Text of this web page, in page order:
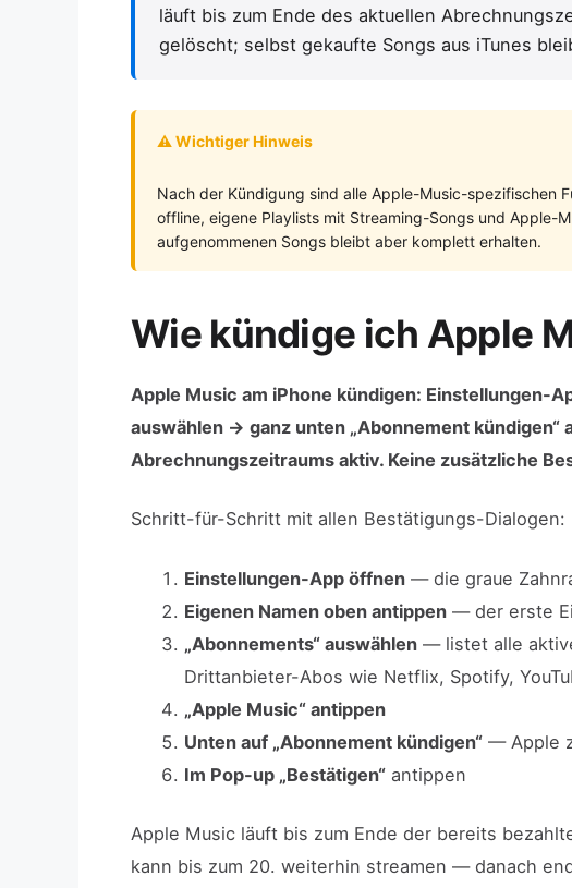
läuft bis zum Ende des aktuellen
gelöscht; selbst gekaufte Songs aus iTunes
⚠ Wichtiger Hinweis
Nach der Kündigung sind alle Apple-Music-spezifischen
offline, eigene Playlists mit Streaming-Songs und Apple-
aufgenommenen Songs bleibt aber komplett erhalten.
Wie kündige ich Apple
Apple Music am iPhone kündigen:
auswählen → ganz unten „Abonnement
Abrechnungszeitraums aktiv. Keine zusätzliche
Schritt-für-Schritt mit allen Bestätigungs-Dialogen:
Einstellungen-App öffnen— die graue
Eigenen Namen oben antippen— der erste
„Abonnements“ auswählen— listet alle
Drittanbieter-Abos wie Netflix, Spotify,
„Apple Music“ antippen
Unten auf „Abonnement kündigen“— Apple
Im Pop-up „Bestätigen“antippen
Apple Music läuft bis zum Ende der bereits
kann bis zum 20. weiterhin streamen — danach